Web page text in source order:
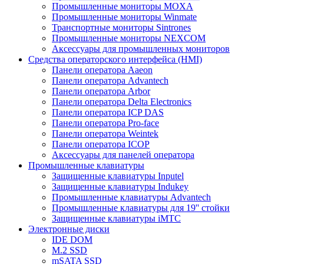
Промышленные мониторы MOXA
Промышленные мониторы Winmate
Транспортные мониторы Sintrones
Промышленные мониторы NEXCOM
Аксессуары для промышленных мониторов
Средства операторского интерфейса (HMI)
Панели оператора Aaeon
Панели оператора Advantech
Панели оператора Arbor
Панели оператора Delta Electronics
Панели оператора ICP DAS
Панели оператора Pro-face
Панели оператора Weintek
Панели оператора ICOP
Аксессуары для панелей оператора
Промышленные клавиатуры
Защищенные клавиатуры Inputel
Защищенные клавиатуры Indukey
Промышленные клавиатуры Advantech
Промышленные клавиатуры для 19'' стойки
Защищенные клавиатуры iMTC
Электронные диски
IDE DOM
M.2 SSD
mSATA SSD